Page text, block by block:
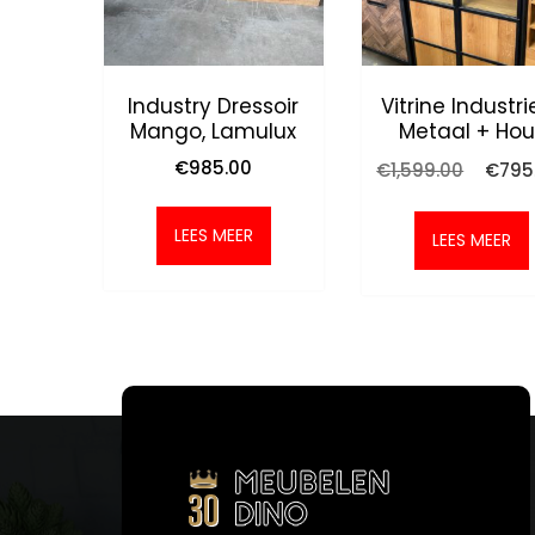
Industry Dressoir
Mango, Lamulux
€985.00
LEES MEER
Vitrine
Metaal +
€1,599.00
was:
€
LEES MEER